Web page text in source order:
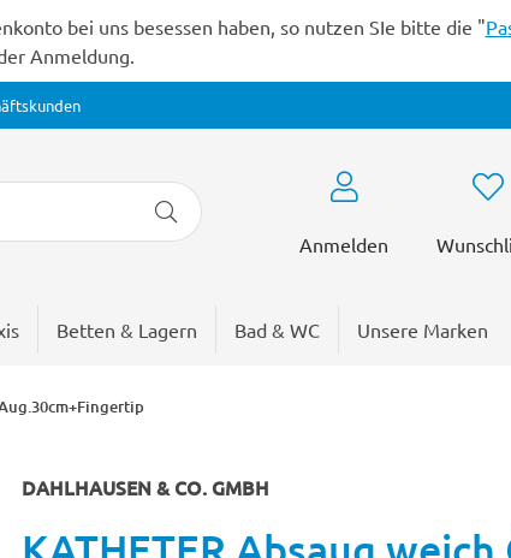
bei uns besessen haben, so nutzen SIe bitte die "
Anmeldung.
Anmelden
Betten & Lagern Bad & WC Unsere Marken
DAHLHAUSEN & CO. GMBH